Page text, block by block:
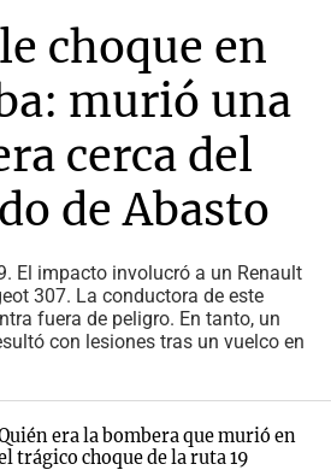
choque en
murió una
cerca del
de Abasto
El impacto involucró a un Renault
307. La conductora de este
fuera de peligro. En tanto, un
con lesiones tras un vuelco en
era la bombera que murió en
trágico choque de la ruta 19